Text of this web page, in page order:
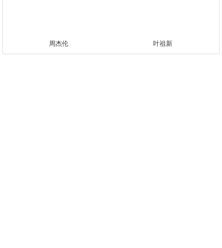
周杰伦 叶祖新